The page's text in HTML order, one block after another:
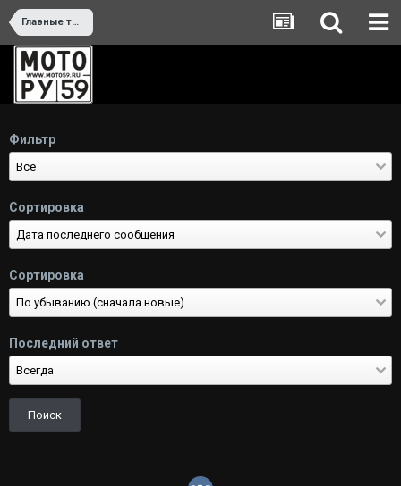
Главные темы
Фильтр
Сортировка
Сортировка
Последний ответ
Поиск